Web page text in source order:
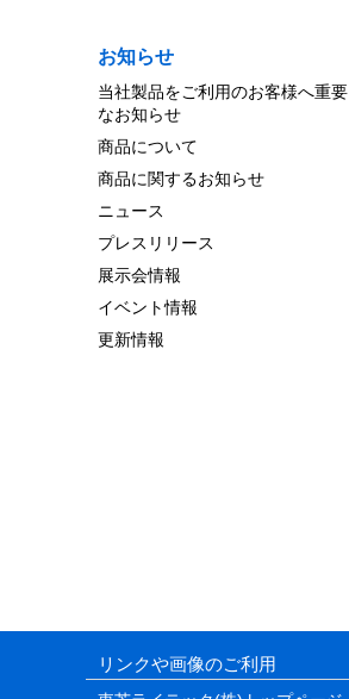
お知らせ
当社製品をご利用のお客様へ重要
なお知らせ
商品について
商品に関するお知らせ
ニュース
プレスリリース
展示会情報
イベント情報
更新情報
リンクや画像のご利用